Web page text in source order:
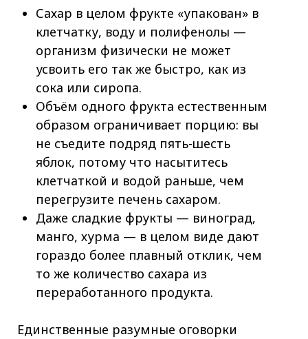
Сахар в целом фрукте «упакован» в
клетчатку, воду и полифенолы —
организм физически не может
усвоить его так же быстро, как из
сока или сиропа.
Объём одного фрукта естественным
образом ограничивает порцию: вы
не съедите подряд пять-шесть
яблок, потому что насытитесь
клетчаткой и водой раньше, чем
перегрузите печень сахаром.
Даже сладкие фрукты — виноград,
манго, хурма — в целом виде дают
гораздо более плавный отклик, чем
то же количество сахара из
переработанного продукта.
Единственные разумные оговорки